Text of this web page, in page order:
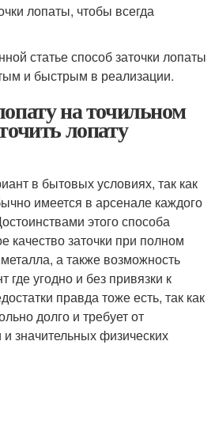
лопаты, чтобы всегда
статье способ заточки лопаты
и быстрым в реализации.
на точильном
лопату
в бытовых условиях, так как
имеется в арсенале каждого
этого способа
качество заточки при полном
а также возможность
где угодно и без привязки к
правда тоже есть, так как
долго и требует от
значительных физических